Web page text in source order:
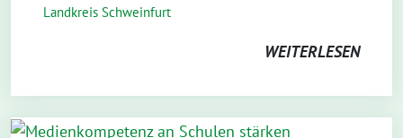
Landkreis Schweinfurt
WEITERLESEN